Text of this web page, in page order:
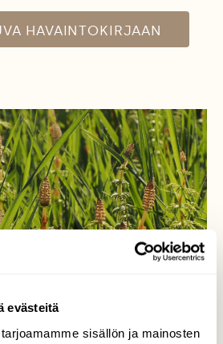
evästeitä
sisällön ja mainosten
HAVAINTOKIRJAAN